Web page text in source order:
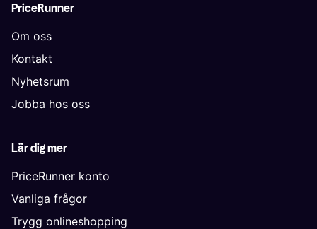
PriceRunner
Om oss
Kontakt
Nyhetsrum
Jobba hos oss
Lär dig mer
PriceRunner konto
Vanliga frågor
Trygg onlineshopping